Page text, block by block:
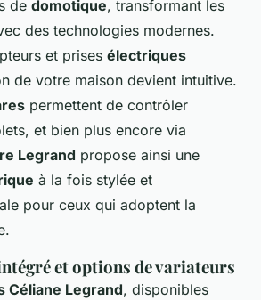
de domotique, transformant les
des technologies modernes.
et prises électriques
de votre maison devient intuitive.
permettent de contrôler
et bien plus encore via
Legrand propose ainsi une
à la fois stylée et
pour ceux qui adoptent la
et options de variateurs
Céliane Legrand, disponibles